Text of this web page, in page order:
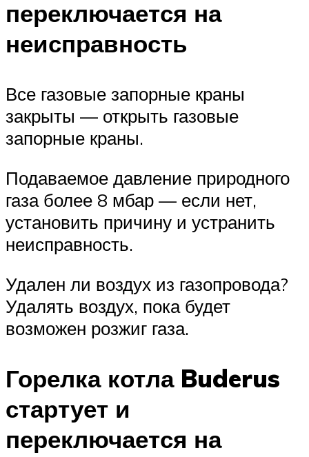
переключается на
неисправность
Все газовые запорные краны
закрыты — открыть газовые
запорные краны.
Подаваемое давление природного
газа более 8 мбар — если нет,
установить причину и устранить
неисправность.
Удален ли воздух из газопровода?
Удалять воздух, пока будет
возможен розжиг газа.
Горелка котла Buderus
стартует и
переключается на